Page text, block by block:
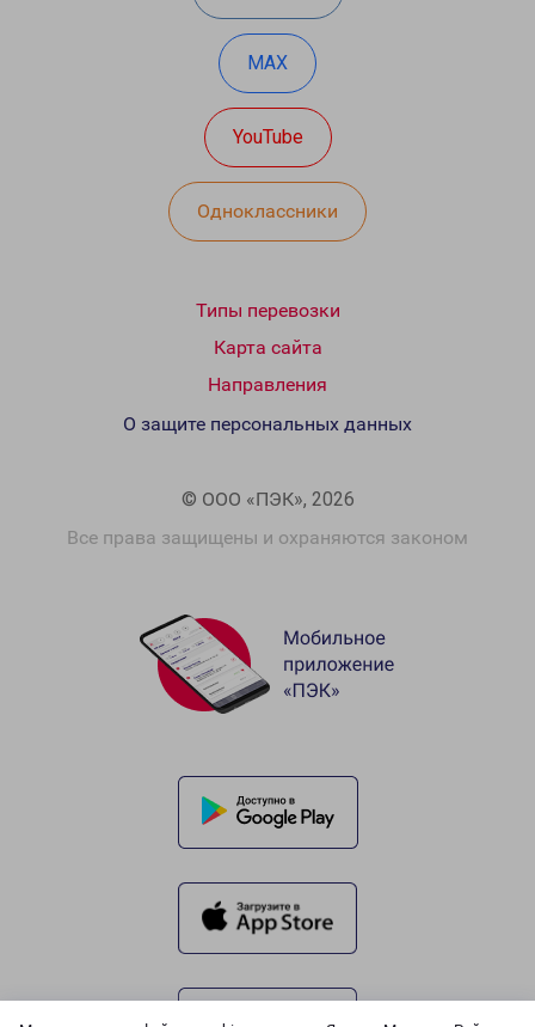
MAX
YouTube
Одноклассники
Типы перевозки
Карта сайта
Направления
© ООО «ПЭК», 2026
Все права защищены и охраняются законом
О защите персональных данных